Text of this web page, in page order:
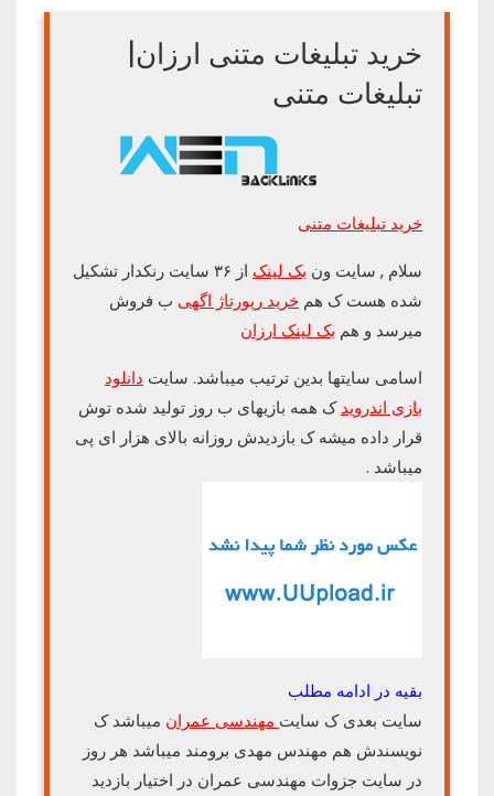
خرید تبلیغات متنی ارزان|
تبلیغات متنی
خرید تبلیغات متنی
سلام , سایت ون بک لینک
از ۳۶ سایت رنکدار تشکیل
شده هست ک هم خرید رپورتاژ اگهی ب فروش
میرسد و هم بک لینک ارزان
اسامی سایتها بدین ترتیب میباشد. سایت دانلود
بازی اندرویدک همه بازیهای ب روز تولید شده توش
قرار داده میشه ک بازدیدش روزانه بالای هزار ای پی
میباشد .
بقیه در ادامه مطلب
سایت بعدی ک سایت مهندسی عمران میباشد ک
نویسندش هم مهندس مهدی برومند میباشد هر روز
در سایت جزوات مهندسی عمران در اختیار بازدید